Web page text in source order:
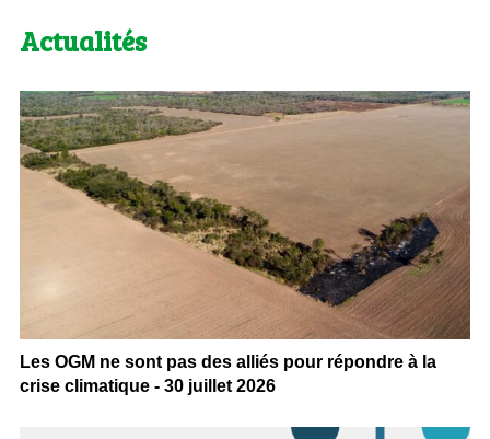
Actualités
Les OGM ne sont pas des alliés pour répondre à la
crise climatique - 30 juillet 2026